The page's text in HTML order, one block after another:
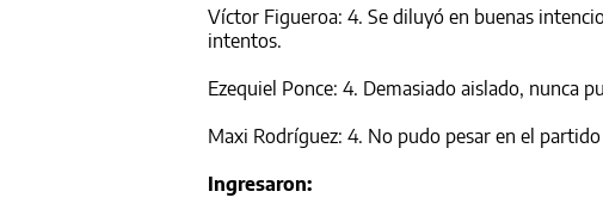
Víctor Figueroa: 4. Se diluyó en buenas
intentos.
Ezequiel Ponce: 4. Demasiado aislado, nunca
Maxi Rodríguez: 4. No pudo pesar en el
Ingresaron: